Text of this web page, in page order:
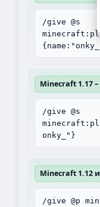
/give @s
Minecraft 1.17 –
/give @s
onky_"}
Minecraft 1.12
/give @p